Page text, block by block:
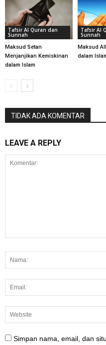
Tafsir Al Quran dan
Sunnah
Maksud Setan
Menjanjikan Kemiskinan
dalam Islam
Tafsir Al
Sunnah
Maksud
dalam
TIDAK ADA KOMENTAR
LEAVE A REPLY
Simpan nama, email, dan